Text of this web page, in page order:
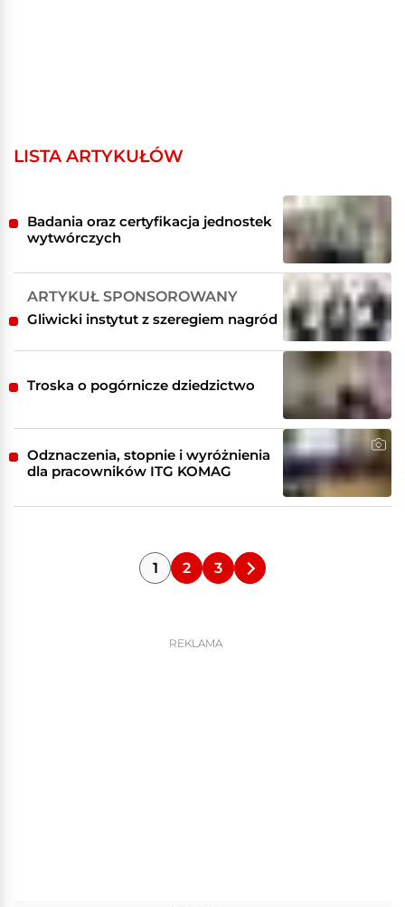
LISTA ARTYKUŁÓW
Badania oraz certyfikacja jednostek
wytwórczych
ARTYKUŁ SPONSOROWANY
Gliwicki instytut z szeregiem nagród
Troska o pogórnicze dziedzictwo
Odznaczenia, stopnie i wyróżnienia
dla pracowników ITG KOMAG
1 2 3
REKLAMA